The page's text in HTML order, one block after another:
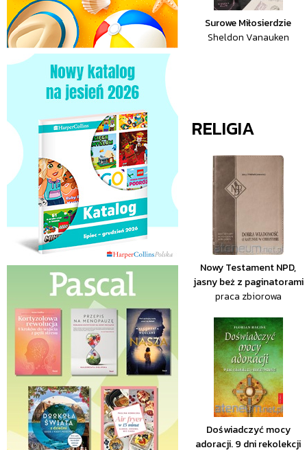
Surowe Miłosierdzie
Sheldon Vanauken
RELIGIA
Nowy Testament NPD,
jasny beż z paginatorami
praca zbiorowa
Doświadczyć mocy
adoracji. 9 dni rekolekcji